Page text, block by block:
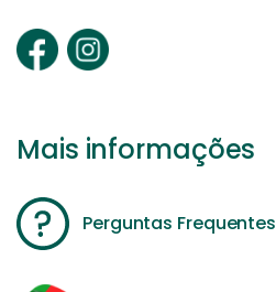
Mais informações
Perguntas Frequentes